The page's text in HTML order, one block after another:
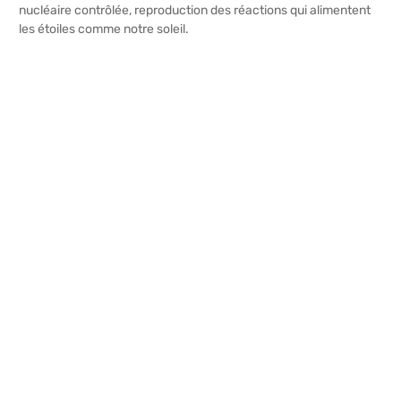
nucléaire contrôlée, reproduction des réactions qui alimentent
les étoiles comme notre soleil.